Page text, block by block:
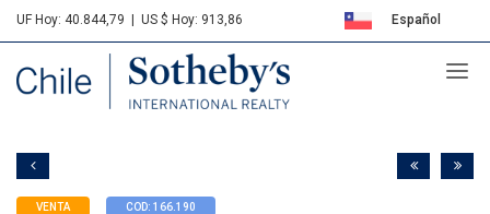
UF Hoy: 40.844,79 US $ Hoy: 913,86 Español
Sotheby's
VENTA COD: 166.190